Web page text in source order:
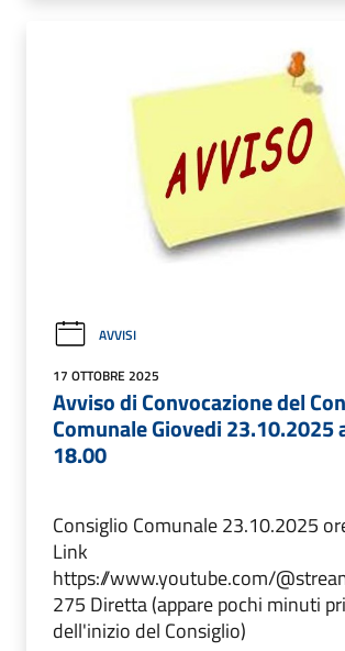
AVVISI
17 OTTOBRE 2025
Avviso di Convocazione del
Comunale Giovedi 23.10.2025
18.00
Consiglio Comunale 23.10.2025
Link
https://www.youtube.com/
275 Diretta (appare pochi minuti
dell'inizio del Consiglio)